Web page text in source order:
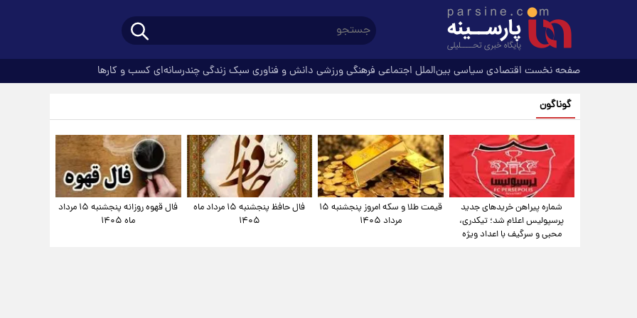
صفحه نخست اقتصادی سیاسی بین‌الملل اجتماعی فرهنگیورزشی دانش و فناوری سبک زندگیچندرسانه‌ای کسب و کارها
گوناگون
شماره پیراهن خریدهای جدید
پرسپولیس اعلام شد؛ تیکدری،
محبی و سرگیف با اعداد ویژه
قیمت طلا و سکه امروز پنجشنبه ۱۵
مرداد ۱۴۰۵
فال حافظ پنجشنبه ۱۵ مرداد ماه
۱۴۰۵
فال قهوه روزانه پنجشنبه ۱۵ مرداد
ماه ۱۴۰۵